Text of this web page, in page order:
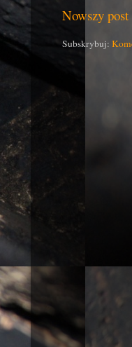
Nowszy post
Subskrybuj: